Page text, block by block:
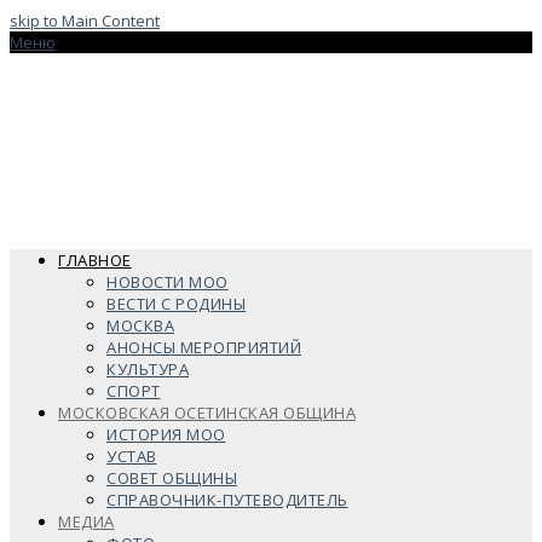
skip to Main Content
Меню
ГЛАВНОЕ
НОВОСТИ МОО
ВЕСТИ С РОДИНЫ
МОСКВА
АНОНСЫ МЕРОПРИЯТИЙ
КУЛЬТУРА
СПОРТ
МОСКОВСКАЯ ОСЕТИНСКАЯ ОБЩИНА
ИСТОРИЯ МОО
УСТАВ
СОВЕТ ОБЩИНЫ
СПРАВОЧНИК-ПУТЕВОДИТЕЛЬ
МЕДИА